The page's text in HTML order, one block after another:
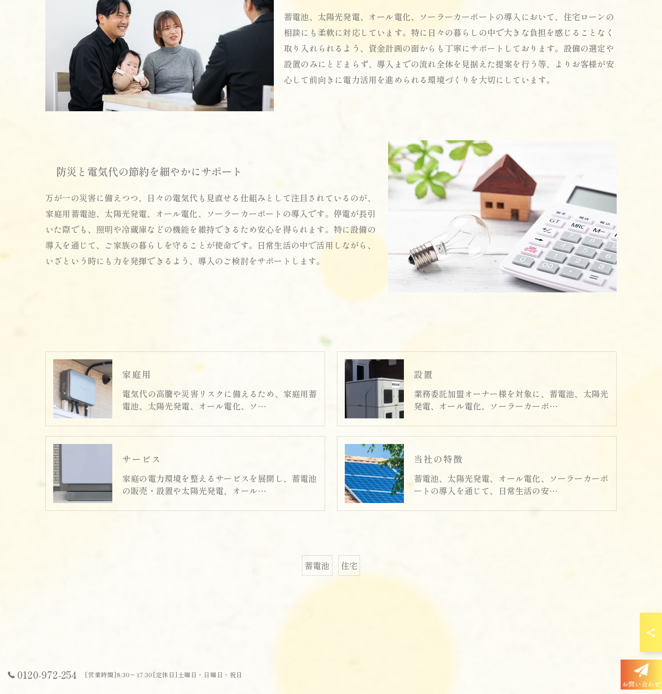
蓄電池、太陽光発電、オール電化、ソーラーカーポートの導入において、住宅ローンの
相談にも柔軟に対応しています。特に日々の暮らしの中で大きな負担を感じることなく
取り入れられるよう、資金計画の面からも丁寧にサポートしております。設備の選定や
設置のみにとどまらず、導入までの流れ全体を見据えた提案を行う等、よりお客様が安
心して前向きに電力活用を進められる環境づくりを大切にしています。
防災と電気代の節約を細やかにサポート
万が一の災害に備えつつ、日々の電気代も見直せる仕組みとして注目されているのが、
家庭用蓄電池、太陽光発電、オール電化、ソーラーカーポートの導入です。停電が長引
いた際でも、照明や冷蔵庫などの機能を維持できるため安心を得られます。特に設備の
導入を通じて、ご家族の暮らしを守ることが使命です。日常生活の中で活用しながら、
いざという時にも力を発揮できるよう、導入のご検討をサポートします。
家庭用
電気代の高騰や災害リスクに備えるため、家庭用蓄
電池、太陽光発電、オール電化、ソ…
設置
業務委託加盟オーナー様を対象に、蓄電池、太陽光
発電、オール電化、ソーラーカーポ…
サービス
家庭の電力環境を整えるサービスを展開し、蓄電池
の販売・設置や太陽光発電、オール…
当社の特徴
蓄電池、太陽光発電、オール電化、ソーラーカーポ
ートの導入を通じて、日常生活の安…
蓄電池 住宅
0120-972-254
[営業時間]8:30～17:30[定休日]土曜日・日曜日・祝日
お問い合わせ
お問い合わせはこちら